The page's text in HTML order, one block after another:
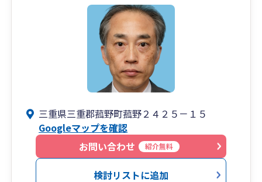
三重県三重郡菰野町菰野２４２５－１５
Googleマップを確認
お問い合わせ
紹介無料
検討リストに追加